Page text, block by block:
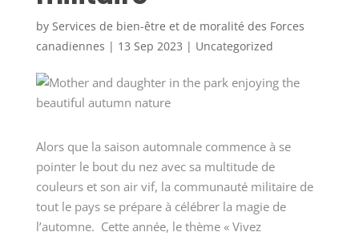
by Services de bien-être et de moralité des Forces
canadiennes | 13 Sep 2023 | Uncategorized
Alors que la saison automnale commence à se
pointer le bout du nez avec sa multitude de
couleurs et son air vif, la communauté militaire de
tout le pays se prépare à célébrer la magie de
l’automne. Cette année, le thème « Vivez